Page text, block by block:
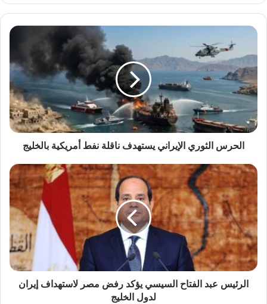
الحرس
الإيراني
يستهدف
ناقلة
نفط
بالخليج
الحرس الثوري الإيراني يستهدف ناقلة نفط أمريكية بالخليج
الرئيس
عبد
الفتاح
السيسي
يؤكد
رفض
مصر
لاستهداف
إيران
لدولالرئيس عبد الفتاح السيسي يؤكد رفض مصر لاستهداف إيران
لدول الخليج